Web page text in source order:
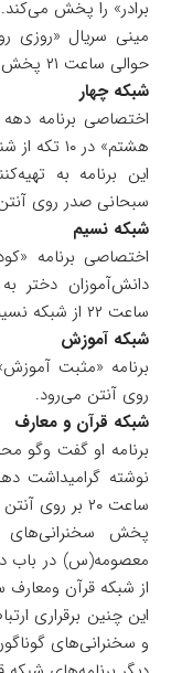
برادر» را پخش می‌کند.
حوالی ساعت ۲۱ پخش می‌شود.
شبکه چهار
اختصاصی برنامه
هشتم» در ۱۰ تکه از شنبه ۲۲ اردیبهشت ساعت ۲۰:۳۰ پخش می‌شود.
این برنامه به
سبحانی‌ صدر روی
شبکه نسیم
اختصاصی برنامه
ساعت ۲۲ از شبکه نسیم به روی آنتن می‌رود.
شبکه آموزش
برنامه «مثبت
روی آنتن می‌رود.
شبکه قرآن و معارف
برنامه او گفت وگو
ساعت ۲۰ بر روی آنتن شبکه قرآن و معارف سیما می‌رود.
پخش
از شبکه قرآن
این چنین برقراری
و سخنرانی‌های